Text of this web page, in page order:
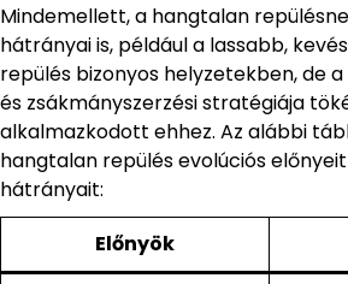
Mindemellett, a hangtalan
hátrányai is, például a lassabb,
repülés bizonyos helyzetekben, de
és zsákmányszerzési stratégiája
alkalmazkodott ehhez. Az alábbi
hangtalan repülés evolúciós
hátrányait:
Előnyök